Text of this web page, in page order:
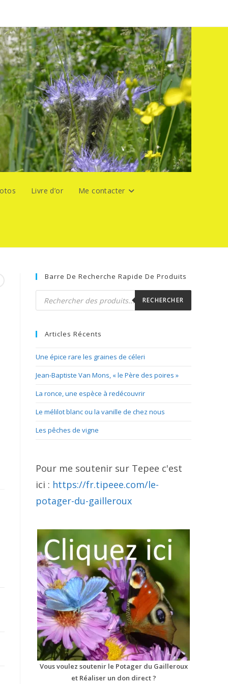
Livre d’or Me contacter
Barre De Recherche Rapide De Produits
Recherche
produits
RECHERCHER
Articles Récents
Une épice rare les graines de céleri
Jean-Baptiste Van Mons, « le Père des poires »
La ronce, une espèce à redécouvrir
Le mélilot blanc ou la vanille de chez nous
Les pêches de vigne
Pour me soutenir sur Tepee c'est
ici : https://fr.tipeee.com/le-
potager-du-gailleroux
Vous voulez soutenir le Potager du Gailleroux
et Réaliser un don direct ?